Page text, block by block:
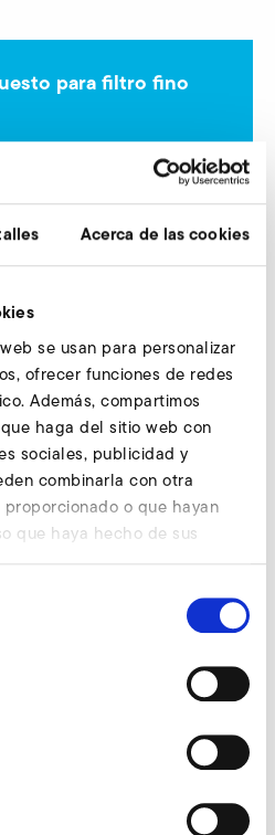
Acerca de las cookies
se usan para personalizar
ofrecer funciones de redes
Además, compartimos
haga del sitio web con
sociales, publicidad y
combinarla con otra
o que hayan
que haya hecho de sus
para filtro fino
a su entera disposición.
Consultar ahora